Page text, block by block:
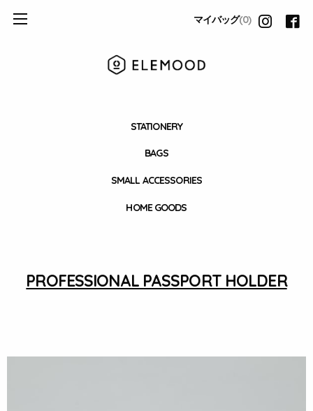
マイバッグ(0)
STATIONERY
BAGS
SMALL ACCESSORIES
HOME GOODS
PROFESSIONAL PASSPORT HOLDER